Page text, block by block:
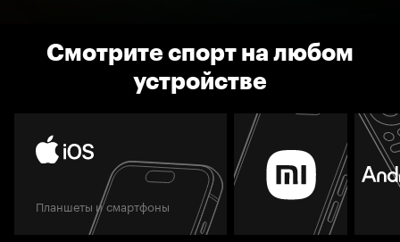
Смотрите спорт на любом
устройстве
Планшеты и смартфоны